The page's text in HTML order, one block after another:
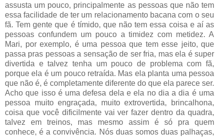
assusta um pouco, principalmente as pessoas que não tem
essa facilidade de ter um relacionamento bacana com o seu
fã. Tem gente que é tímido, que não tem essa coisa e aí as
pessoas confundem um pouco a timidez com metidez. A
Mari, por exemplo, é uma pessoa que tem esse jeito, que
passa pras pessoas a sensação de ser fria, mas ela é super
divertida e talvez tenha um pouco de problema com fã,
porque ela é um pouco retraída. Mas ela planta uma pessoa
que não é, é completamente diferente do que ela parece ser.
Acho que isso é uma defesa dela e ela no dia a dia é uma
pessoa muito engraçada, muito extrovertida, brincalhona,
coisa que você dificilmente vai ver fazer dentro da quadra,
talvez em treinos, mas mesmo assim é só pra quem
conhece, é a convivência. Nós duas somos duas palhaças,